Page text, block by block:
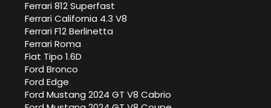
Ferrari 812 Superfast
Ferrari California 4.3 V8
Ferrari F12 Berlinetta
Ferrari Roma
Fiat Tipo 1.6D
Ford Bronco
Ford Edge
Ford Mustang 2024 GT V8 Cabrio